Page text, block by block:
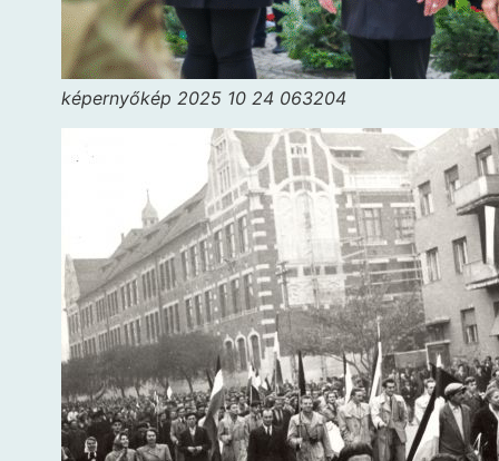
képernyőkép 2025 10 24 063204